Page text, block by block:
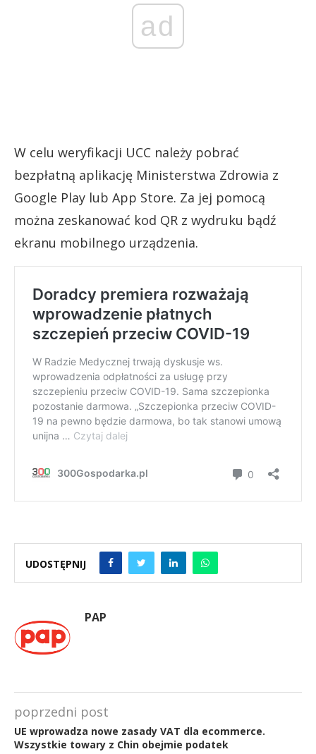
ad
W celu weryfikacji UCC należy pobrać
bezpłatną aplikację Ministerstwa Zdrowia z
Google Play lub App Store. Za jej pomocą
można zeskanować kod QR z wydruku bądź
ekranu mobilnego urządzenia.
UDOSTĘPNIJ
PAP
poprzedni post
UE wprowadza nowe zasady VAT dla ecommerce.
Wszystkie towary z Chin obejmie podatek